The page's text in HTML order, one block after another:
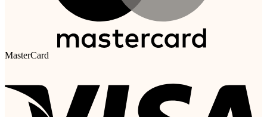
MasterCard